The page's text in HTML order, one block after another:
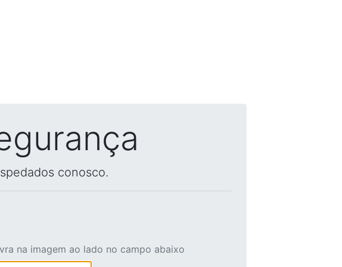
conosco.
na imagem ao lado no campo abaixo